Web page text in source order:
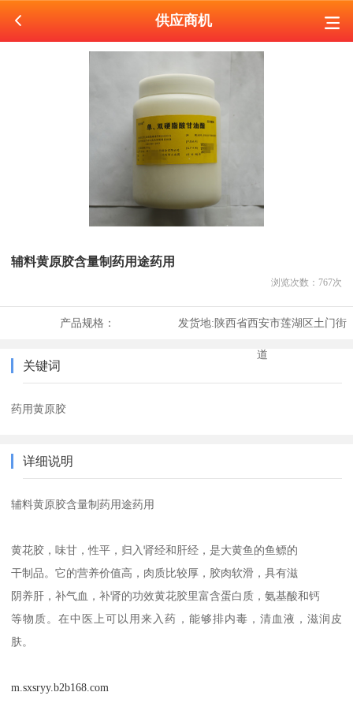
供应商机
辅料黄原胶含量制药用途药用
浏览次数： 767次
产品规格： 发货地:陕西省西安市莲湖区土门街
道
关键词
药用黄原胶
详细说明
辅料黄原胶含量制药用途药用
黄花胶，味甘，性平，归入肾经和肝经，是大黄鱼的鱼鳔的
干制品。它的营养价值高，肉质比较厚，胶肉软滑，具有滋
阴养肝，补气血，补肾的功效黄花胶里富含蛋白质，氨基酸和钙
等物质。在中医上可以用来入药，能够排内毒，清血液，滋润皮
肤。
m.sxsryy.b2b168.com